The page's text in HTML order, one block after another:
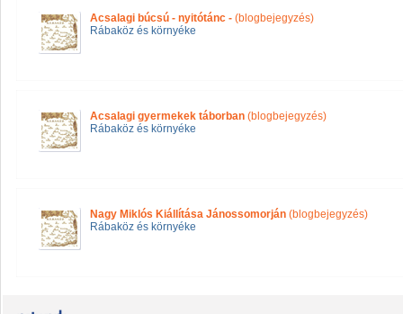
Acsalagi búcsú - nyitótánc - (blogbejegyzés)
Rábaköz és környéke
Acsalagi gyermekek táborban (blogbejegyzés)
Rábaköz és környéke
Nagy Miklós Kiállítása Jánossomorján (blogbejegyzés)
Rábaköz és környéke